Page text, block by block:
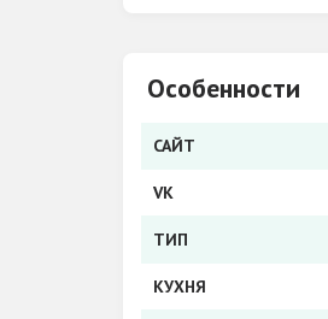
Особенности
САЙТ
VK
ТИП
КУХНЯ